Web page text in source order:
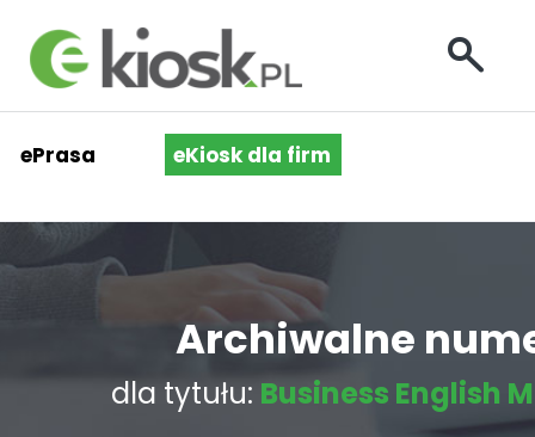
ePrasa eKiosk dla firm
Archiwalne
dla tytułu: Business English